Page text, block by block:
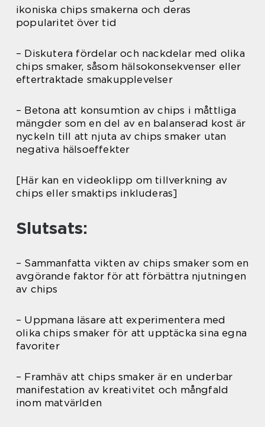
ikoniska chips smakerna och deras
popularitet över tid
– Diskutera fördelar och nackdelar med olika
chips smaker, såsom hälsokonsekvenser eller
eftertraktade smakupplevelser
– Betona att konsumtion av chips i måttliga
mängder som en del av en balanserad kost är
nyckeln till att njuta av chips smaker utan
negativa hälsoeffekter
[Här kan en videoklipp om tillverkning av
chips eller smaktips inkluderas]
Slutsats:
– Sammanfatta vikten av chips smaker som en
avgörande faktor för att förbättra njutningen
av chips
– Uppmana läsare att experimentera med
olika chips smaker för att upptäcka sina egna
favoriter
– Framhäv att chips smaker är en underbar
manifestation av kreativitet och mångfald
inom matvärlden